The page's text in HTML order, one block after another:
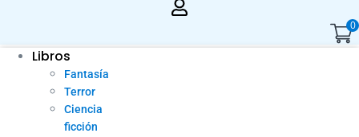
0
Libros
Fantasía
Terror
Ciencia
ficción